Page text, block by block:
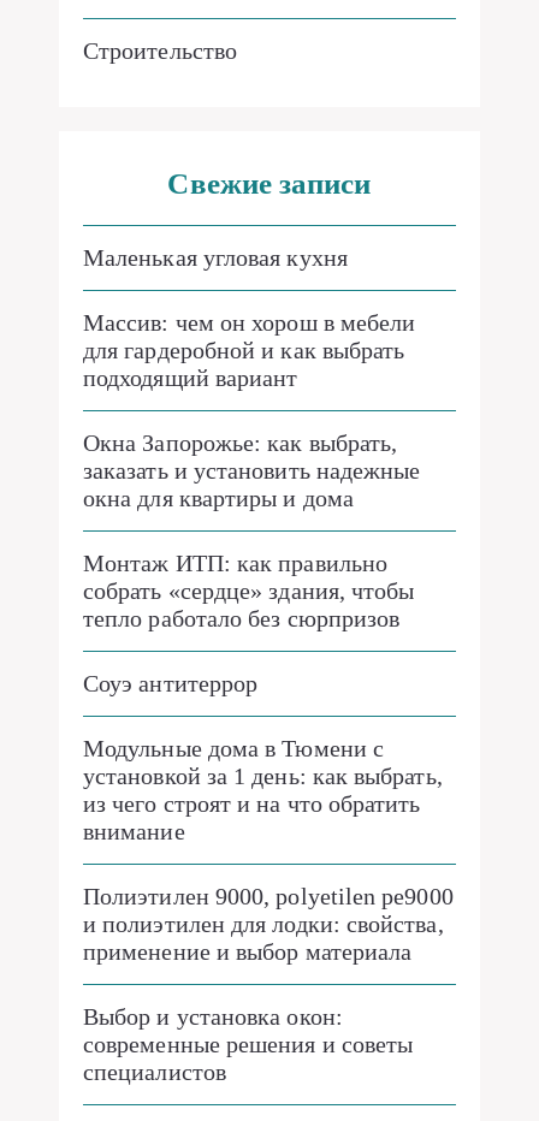
Строительство
Свежие записи
Маленькая угловая кухня
Массив: чем он хорош в мебели
для гардеробной и как выбрать
подходящий вариант
Окна Запорожье: как выбрать,
заказать и установить надежные
окна для квартиры и дома
Монтаж ИТП: как правильно
собрать «сердце» здания, чтобы
тепло работало без сюрпризов
Соуэ антитеррор
Модульные дома в Тюмени с
установкой за 1 день: как выбрать,
из чего строят и на что обратить
внимание
Полиэтилен 9000, polyetilen pe9000
и полиэтилен для лодки: свойства,
применение и выбор материала
Выбор и установка окон:
современные решения и советы
специалистов